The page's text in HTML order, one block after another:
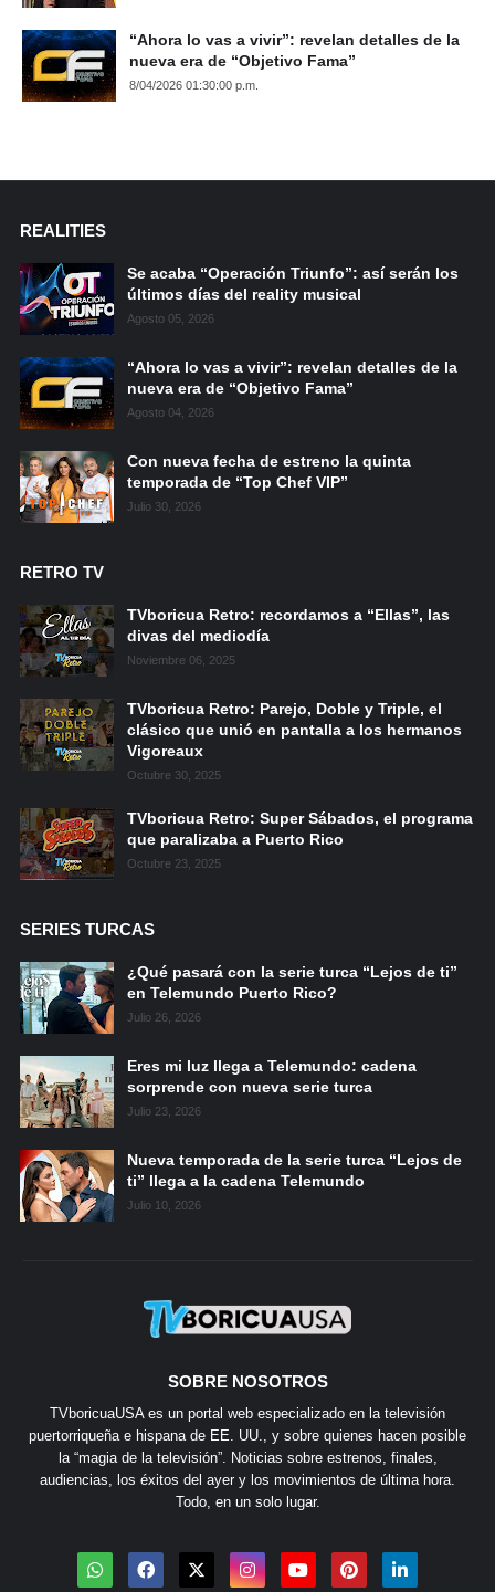
“Ahora lo vas a vivir”: revelan detalles de la
nueva era de “Objetivo Fama”
8/04/2026 01:30:00 p.m.
REALITIES
Se acaba “Operación Triunfo”: así serán los
últimos días del reality musical
Agosto 05, 2026
“Ahora lo vas a vivir”: revelan detalles de la
nueva era de “Objetivo Fama”
Agosto 04, 2026
Con nueva fecha de estreno la quinta
temporada de “Top Chef VIP”
Julio 30, 2026
RETRO TV
TVboricua Retro: recordamos a “Ellas”, las
divas del mediodía
Noviembre 06, 2025
TVboricua Retro: Parejo, Doble y Triple, el
clásico que unió en pantalla a los hermanos
Vigoreaux
Octubre 30, 2025
TVboricua Retro: Super Sábados, el programa
que paralizaba a Puerto Rico
Octubre 23, 2025
SERIES TURCAS
¿Qué pasará con la serie turca “Lejos de ti”
en Telemundo Puerto Rico?
Julio 26, 2026
Eres mi luz llega a Telemundo: cadena
sorprende con nueva serie turca
Julio 23, 2026
Nueva temporada de la serie turca “Lejos de
ti” llega a la cadena Telemundo
Julio 10, 2026
SOBRE NOSOTROS
TVboricuaUSA es un portal web especializado en la televisión
puertorriqueña e hispana de EE. UU., y sobre quienes hacen posible
la “magia de la televisión”. Noticias sobre estrenos, finales,
audiencias, los éxitos del ayer y los movimientos de última hora.
Todo, en un solo lugar.